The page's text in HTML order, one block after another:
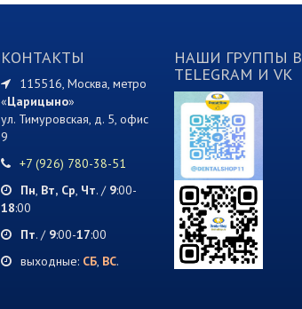
КОНТАКТЫ
115516, Москва, метро
«Царицыно»
ул. Тимуровская, д. 5, офис
9
+7 (926) 780-38-51
Пн, Вт, Ср, Чт. / 9:00-
18:00
Пт. / 9:00-17:00
выходные: СБ, ВС.
НАШИ ГРУППЫ В
TELEGRAM И VK